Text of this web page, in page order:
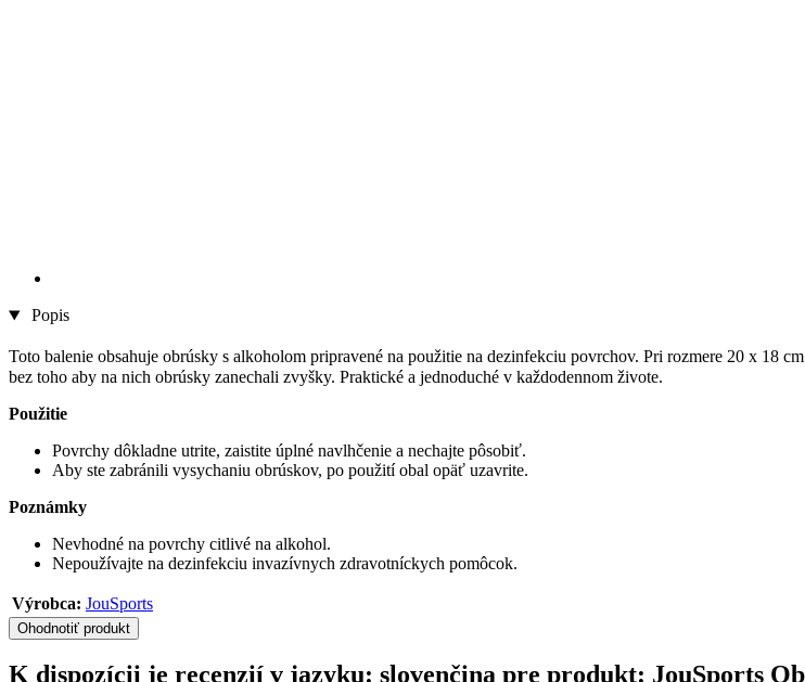
Popis
Toto balenie obsahuje obrúsky s alkoholom pripravené na použitie na dezinfekciu povrchov. Pri rozmere 20 x 18
bez toho aby na nich obrúsky zanechali zvyšky. Praktické a jednoduché v každodennom živote.
Použitie
Povrchy dôkladne utrite, zaistite úplné navlhčenie a nechajte pôsobiť.
Aby ste zabránili vysychaniu obrúskov, po použití obal opäť uzavrite.
Poznámky
Nevhodné na povrchy citlivé na alkohol.
Nepoužívajte na dezinfekciu invazívnych zdravotníckych pomôcok.
Výrobca: JouSports
Ohodnotiť produkt
K dispozícii je recenzií v jazyku: slovenčina pre produkt: JouSports